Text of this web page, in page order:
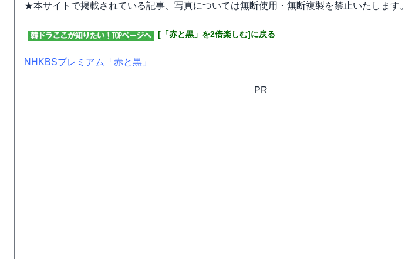
★本サイトで掲載されている記事、写真については無断使用・無断複製を禁止いたします。
[「赤と黒」を2倍楽しむ]に戻る
NHKBSプレミアム「赤と黒」
PR